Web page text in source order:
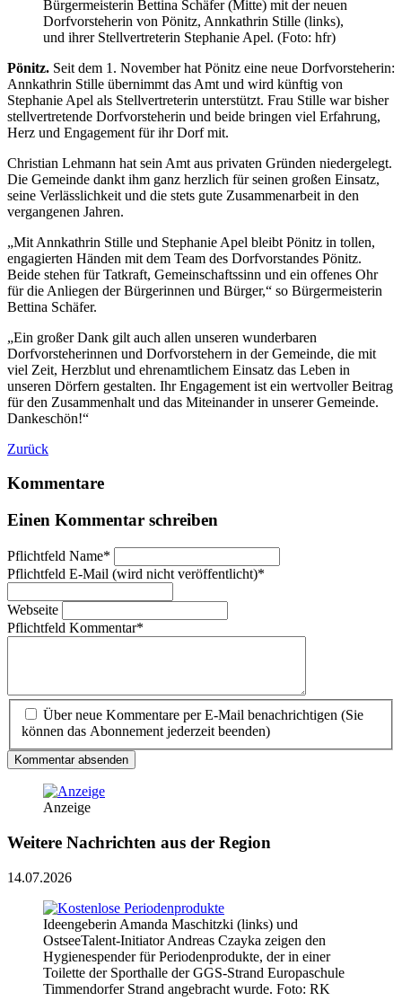
Bürgermeisterin Bettina Schäfer (Mitte) mit der neuen
Dorfvorsteherin von Pönitz, Annkathrin Stille (links),
und ihrer Stellvertreterin Stephanie Apel. (Foto: hfr)
Pönitz. Seit dem 1. November hat Pönitz eine neue Dorfvorsteherin:
Annkathrin Stille übernimmt das Amt und wird künftig von
Stephanie Apel als Stellvertreterin unterstützt. Frau Stille war bisher
stellvertretende Dorfvorsteherin und beide bringen viel Erfahrung,
Herz und Engagement für ihr Dorf mit.
Christian Lehmann hat sein Amt aus privaten Gründen niedergelegt.
Die Gemeinde dankt ihm ganz herzlich für seinen großen Einsatz,
seine Verlässlichkeit und die stets gute Zusammenarbeit in den
vergangenen Jahren.
„Mit Annkathrin Stille und Stephanie Apel bleibt Pönitz in tollen,
engagierten Händen mit dem Team des Dorfvorstandes Pönitz.
Beide stehen für Tatkraft, Gemeinschaftssinn und ein offenes Ohr
für die Anliegen der Bürgerinnen und Bürger,“ so Bürgermeisterin
Bettina Schäfer.
„Ein großer Dank gilt auch allen unseren wunderbaren
Dorfvorsteherinnen und Dorfvorstehern in der Gemeinde, die mit
viel Zeit, Herzblut und ehrenamtlichem Einsatz das Leben in
unseren Dörfern gestalten. Ihr Engagement ist ein wertvoller Beitrag
für den Zusammenhalt und das Miteinander in unserer Gemeinde.
Dankeschön!“
Zurück
Kommentare
Einen Kommentar schreiben
Pflichtfeld Name*
Pflichtfeld E-Mail (wird nicht veröffentlicht)*
Webseite
Pflichtfeld Kommentar*
Über neue Kommentare per E-Mail benachrichtigen (Sie
können das Abonnement jederzeit beenden)
Kommentar absenden
Anzeige
Weitere Nachrichten aus der Region
14.07.2026
Ideengeberin Amanda Maschitzki (links) und
OstseeTalent-Initiator Andreas Czayka zeigen den
Hygienespender für Periodenprodukte, der in einer
Toilette der Sporthalle der GGS-Strand Europaschule
Timmendorfer Strand angebracht wurde. Foto: RK